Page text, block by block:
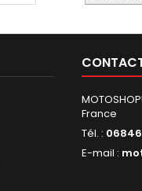
France
Tél. :
E-mail :